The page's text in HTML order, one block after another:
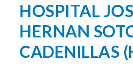
HOSPITAL
HERNAN
CADENILLAS